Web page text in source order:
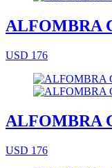
ALFOMBRA
USD 176
ALFOMBRA
USD 176